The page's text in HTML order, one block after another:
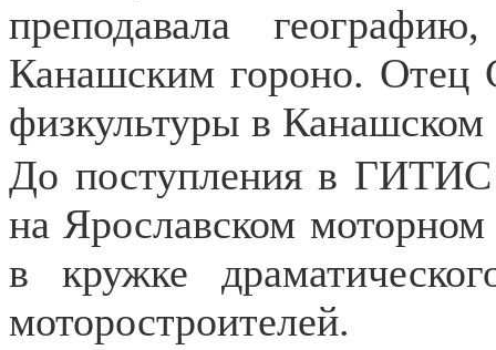
преподавала
Канашским гороно. Отец
физкультуры в
До поступления в ГИТИС
на Ярославском моторном
в кружке
моторостроителей.